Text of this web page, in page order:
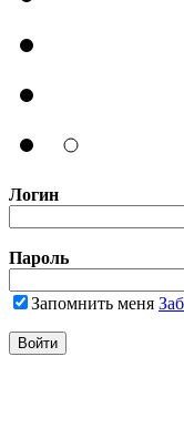
Логин
Пароль
Запомнить меня